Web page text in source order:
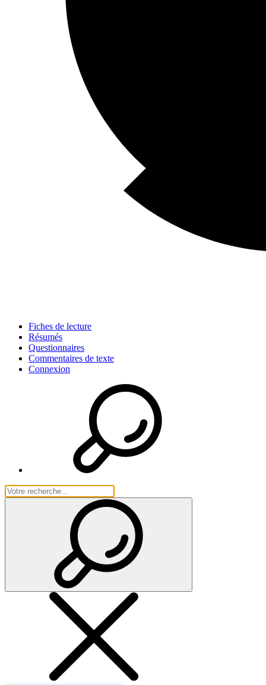
Fiches de lecture
Résumés
Questionnaires
Commentaires de texte
Connexion